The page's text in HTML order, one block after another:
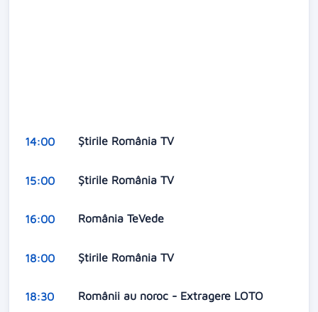
14:00 Ştirile România TV
15:00 Ştirile România TV
16:00 România TeVede
18:00 Ştirile România TV
18:30 Românii au noroc - Extragere LOTO